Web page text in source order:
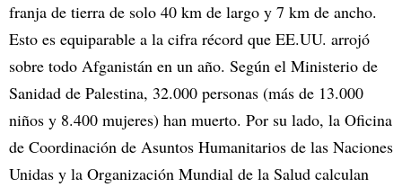
franja de tierra de solo 40 km de largo y 7 km de ancho.
Esto es equiparable a la cifra récord que EE.UU. arrojó
sobre todo Afganistán en un año. Según el Ministerio de
Sanidad de Palestina, 32.000 personas (más de 13.000
niños y 8.400 mujeres) han muerto. Por su lado, la Oficina
de Coordinación de Asuntos Humanitarios de las Naciones
Unidas y la Organización Mundial de la Salud calculan